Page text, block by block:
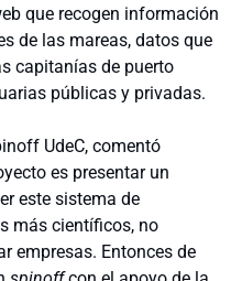
que recogen información
de las mareas, datos que
capitanías de puerto
públicas y privadas.
UdeC, comentó
es presentar un
este sistema de
más científicos, no
empresas. Entonces de